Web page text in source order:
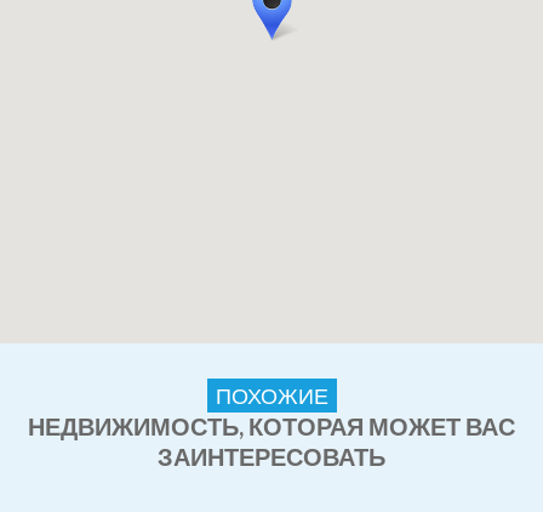
ПОХОЖИЕ
НЕДВИЖИМОСТЬ, КОТОРАЯ МОЖЕТ ВАС
ЗАИНТЕРЕСОВАТЬ